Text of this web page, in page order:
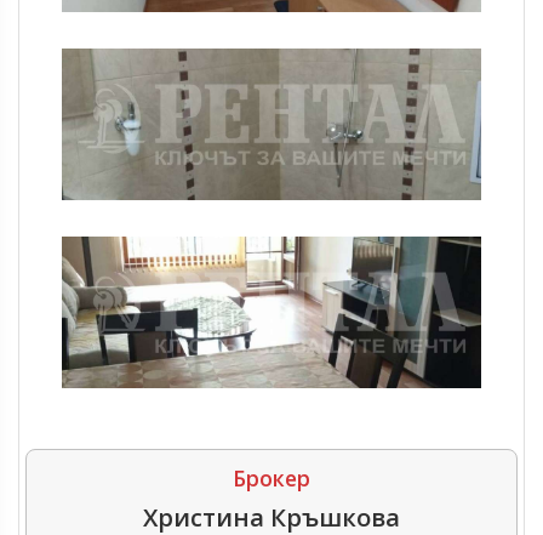
Брокер
Христина Кръшкова